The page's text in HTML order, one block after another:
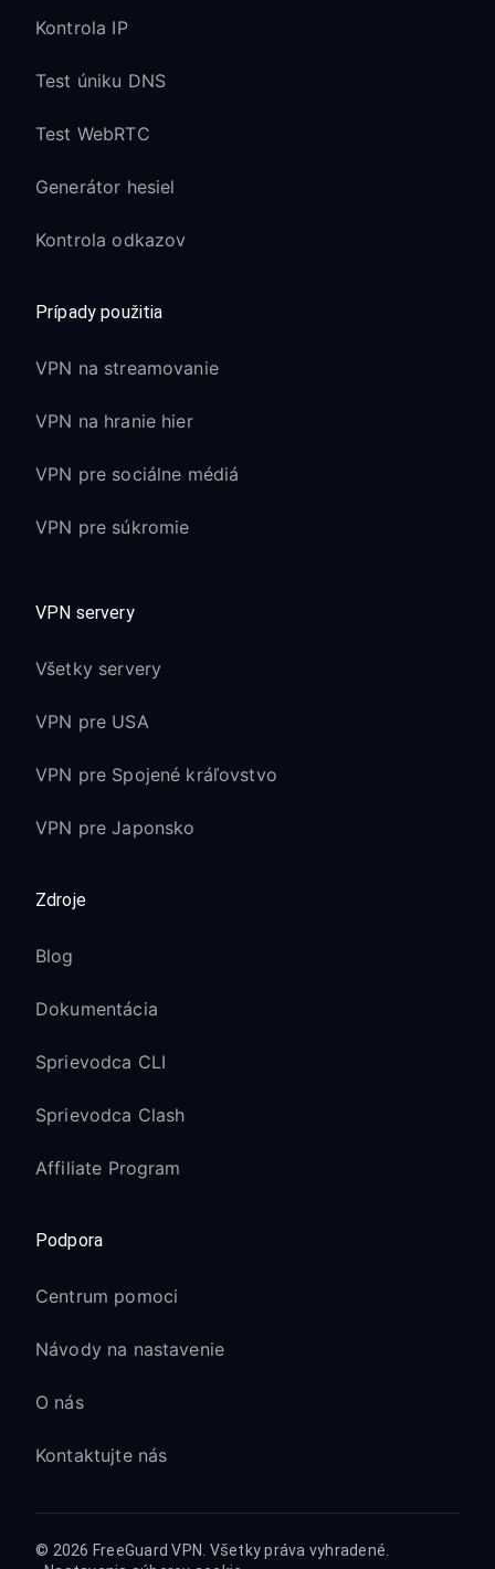
Kontrola IP
Test úniku DNS
Test WebRTC
Generátor hesiel
Kontrola odkazov
Prípady použitia
VPN na streamovanie
VPN na hranie hier
VPN pre sociálne médiá
VPN pre súkromie
VPN servery
Všetky servery
VPN pre USA
VPN pre Spojené kráľovstvo
VPN pre Japonsko
Zdroje
Blog
Dokumentácia
Sprievodca CLI
Sprievodca Clash
Affiliate Program
Podpora
Centrum pomoci
Návody na nastavenie
O nás
Kontaktujte nás
© 2026 FreeGuard VPN. Všetky práva vyhradené.